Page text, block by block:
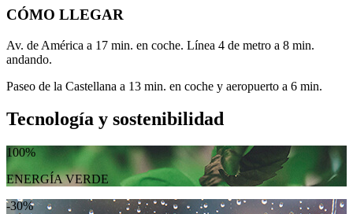
CÓMO LLEGAR
Av. de América a 17 min. en coche. Línea 4 de metro a 8 min.
andando.
Paseo de la Castellana a 13 min. en coche y aeropuerto a 6 min.
Tecnología y sostenibilidad
100%
ENERGÍA VERDE
-30%